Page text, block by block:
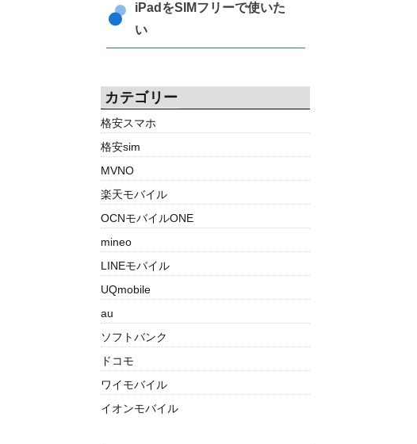
iPadをSIMフリーで使いた
い
カテゴリー
格安スマホ
格安sim
MVNO
楽天モバイル
OCNモバイルONE
mineo
LINEモバイル
UQmobile
au
ソフトバンク
ドコモ
ワイモバイル
イオンモバイル